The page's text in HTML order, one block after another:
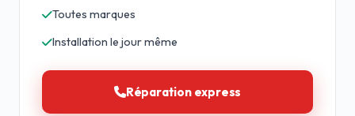
Toutes marques
Installation le jour même
Réparation express